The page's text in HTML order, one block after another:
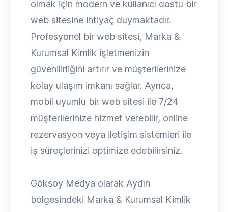
olmak için modern ve kullanıcı dostu bir
web sitesine ihtiyaç duymaktadır.
Profesyonel bir web sitesi, Marka &
Kurumsal Kimlik işletmenizin
güvenilirliğini artırır ve müşterilerinize
kolay ulaşım imkanı sağlar. Ayrıca,
mobil uyumlu bir web sitesi ile 7/24
müşterilerinize hizmet verebilir, online
rezervasyon veya iletişim sistemleri ile
iş süreçlerinizi optimize edebilirsiniz.
Göksoy Medya olarak Aydın
bölgesindeki Marka & Kurumsal Kimlik